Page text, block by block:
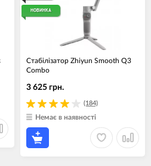
НОВИНКА
Стабілізатор Zhiyun Smooth Q3
Combo
(184)
3 625 грн.
Немає в наявності